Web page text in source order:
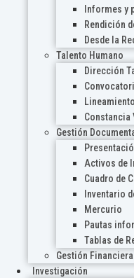
Informes y
Rendición
Desde la
Talento Humano
Dirección
Constancia
Gestión
Activos de
Cuadro de
Inventario
Mercurio
Pautas
Tablas de
Gestión Financiera
Investigación